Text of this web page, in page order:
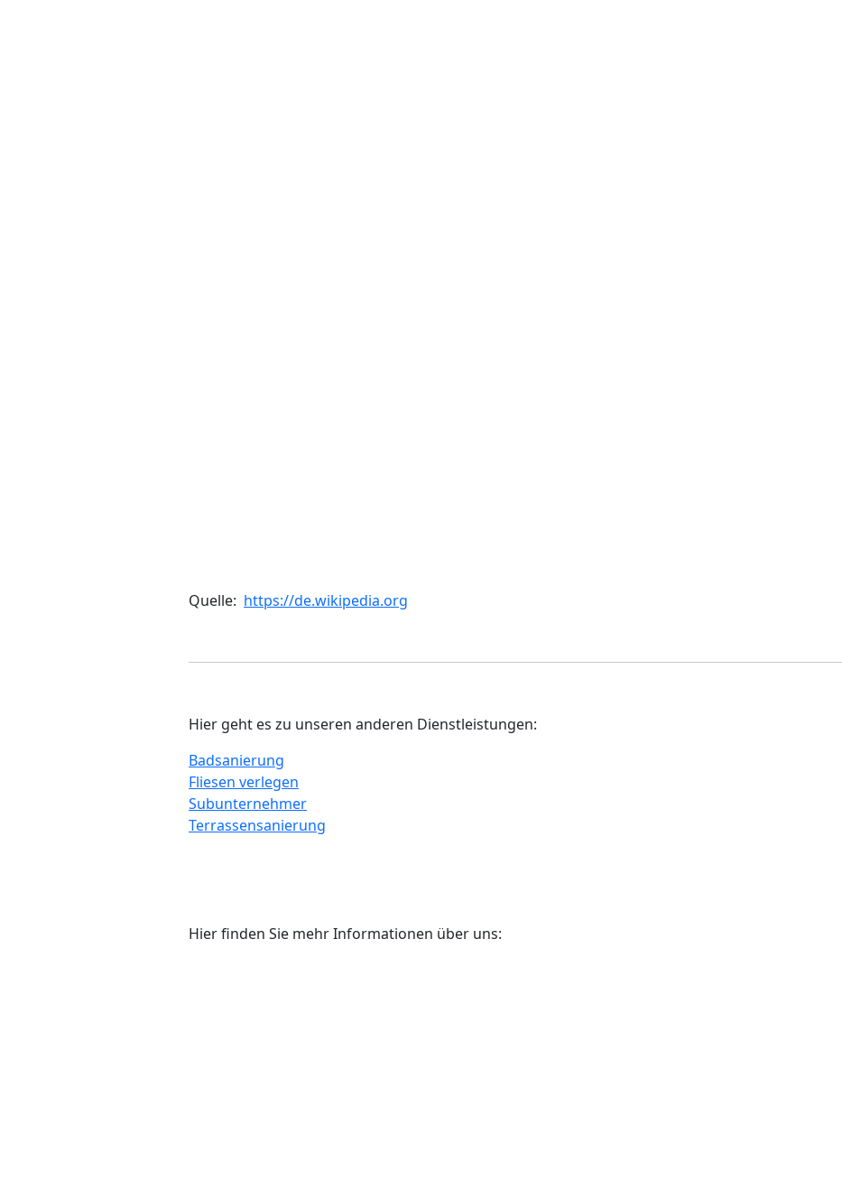
Quelle: https://de.wikipedia.org
Hier geht es zu unseren anderen Dienstleistungen:
Badsanierung
Fliesen verlegen
Subunternehmer
Terrassensanierung
Hier finden Sie mehr Informationen über uns: